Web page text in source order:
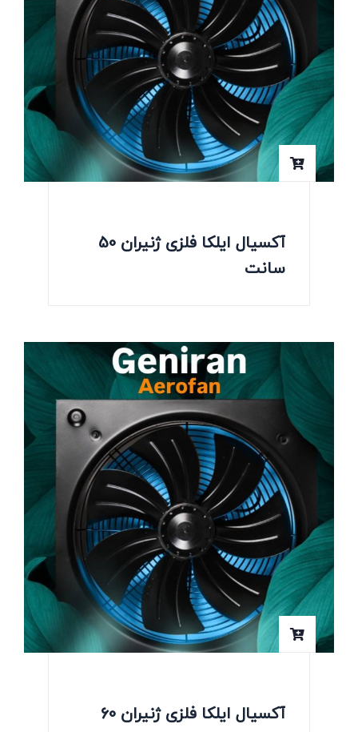
آکسیال ایلکا فلزی ژنیران 50
سانت
آکسیال ایلکا فلزی ژنیران 60